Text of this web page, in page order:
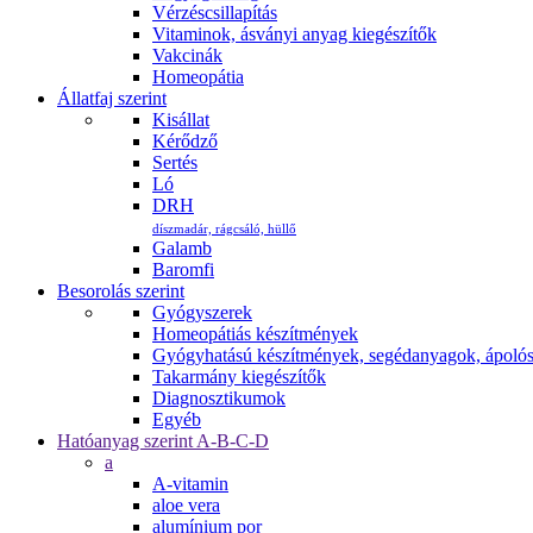
Vérzéscsillapítás
Vitaminok, ásványi anyag kiegészítők
Vakcinák
Homeopátia
Állatfaj szerint
Kisállat
Kérődző
Sertés
Ló
DRH
díszmadár, rágcsáló, hüllő
Galamb
Baromfi
Besorolás szerint
Gyógyszerek
Homeopátiás készítmények
Gyógyhatású készítmények, segédanyagok,
Takarmány kiegészítők
Diagnosztikumok
Egyéb
Hatóanyag szerint A-B-C-D
a
A-vitamin
aloe vera
alumínium por